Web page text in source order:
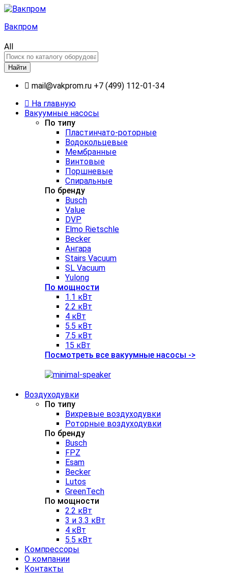
Вакпром
All
Найти
mail@vakprom.ru +7 (499) 112-01-34
На главную
Вакуумные насосы
По типу
Пластинчато-роторные
Водокольцевые
Мембранные
Винтовые
Поршневые
Спиральные
По бренду
Busch
Value
DVP
Elmo Rietschle
Becker
Ангара
Stairs Vacuum
SL Vacuum
Yulong
По мощности
1.1 кВт
2.2 кВт
4 кВт
5.5 кВт
7.5 кВт
15 кВт
Посмотреть все вакуумные насосы ->
Воздуходувки
По типу
Вихревые воздуходувки
Роторные воздуходувки
По бренду
Busch
FPZ
Esam
Becker
Lutos
GreenTech
По мощности
2.2 кВт
3 и 3.3 кВт
4 кВт
5.5 кВт
Компрессоры
О компании
Контакты